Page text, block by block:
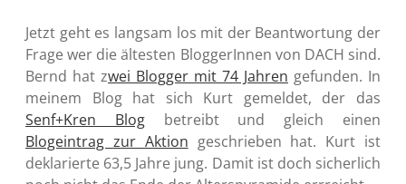
Barrierefreiheit
Meine Fediverse Regeln
Alleinr – Der Ruheraum im Web (externer Link)
S9y InfoCamp – Der Serendpity Podcast (externer
Link)
Datenschutz
Microblog
rss email-
form
mastodon
Jetzt geht es langsam los mit der Beantwortung der
Frage wer die ältesten BloggerInnen von DACH sind.
Bernd hat zwei Blogger mit 74 Jahren gefunden. In
meinem Blog hat sich Kurt gemeldet, der das
Senf+Kren Blogbetreibt und gleich einen
Blogeintrag zur Aktion geschrieben hat. Kurt ist
deklarierte 63,5 Jahre jung. Damit ist doch sicherlich